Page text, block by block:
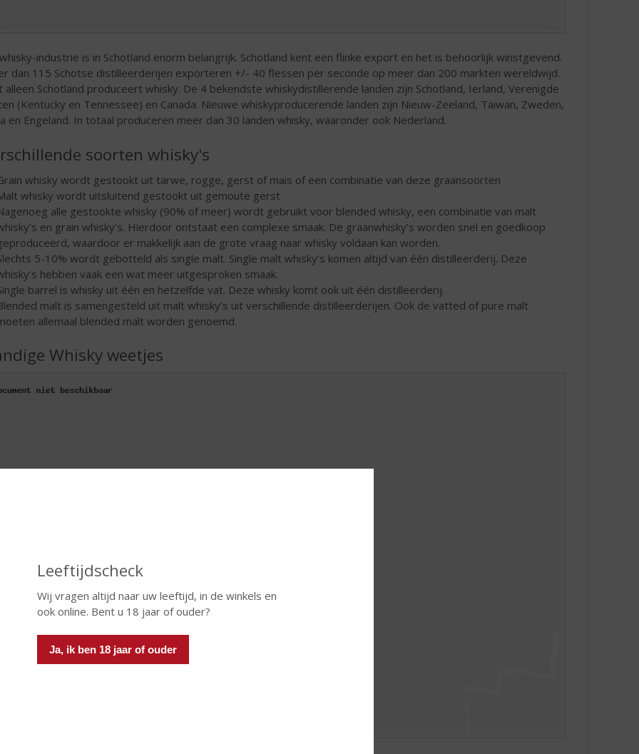
Leeftijdscheck
Wij vragen altijd naar uw leeftijd, in de winkels en
ook online. Bent u 18 jaar of ouder?
Ja, ik ben 18 jaar of ouder
industrie is in Schotland enorm belangrijk. Schotland kent een flinke export en het is behoorlijk winstgevend.
dan 115 Schotse distilleerderijen exporteren +/- 40 flessen per seconde op meer dan 200 markten wereldwijd.
alleen Schotland produceert whisky. De 4 bekendste whiskydistillerende landen zijn Schotland, Ierland, Verenigde
(Kentucky en Tennessee) en Canada. Nieuwe whiskyproducerende landen zijn Nieuw-Zeeland, Taiwan, Zweden,
en Engeland. In totaal produceren meer dan 30 landen whisky, waaronder ook Nederland.
soorten whisky's
whisky wordt gestookt uit tarwe, rogge, gerst of mais of een combinatie van deze graansoorten
whisky wordt uitsluitend gestookt uit gemoute gerst
alle gestookte whisky (90% of meer) wordt gebruikt voor blended whisky, een combinatie van malt
en grain whisky's. Hierdoor ontstaat een complexe smaak. De graanwhisky’s worden snel en goedkoop
waardoor er makkelijk aan de grote vraag naar whisky voldaan kan worden.
5-10% wordt gebotteld als single malt. Single malt whisky’s komen altijd van één distilleerderij. Deze
hebben vaak een wat meer uitgesproken smaak.
barrel is whisky uit één en hetzelfde vat. Deze whisky komt ook uit één distilleerderij.
malt is samengesteld uit malt whisky’s uit verschillende distilleerderijen. Ook de vatted of pure malt
allemaal blended malt worden genoemd.
Whisky weetjes